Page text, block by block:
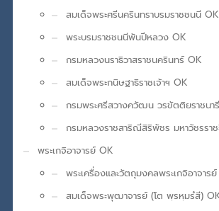
สมเด็จพระศรีนครินทราบรมราชชนนี OK
พระบรมราชชนนีพันปีหลวง OK
กรมหลวงนราธิวาสราชนครินทร์ OK
สมเด็จพระกนิษฐาธิราชเจ้าฯ OK
กรมพระศรีสวางควัฒน วรขัตติยราชนารี
กรมหลวงราชสาริณีสิริพัชร มหาวัชรรา
พระเกจิอาจารย์ OK
พระเครื่องและวัตถุมงคลพระเกจิอาจาร
สมเด็จพระพุฒาจารย์ (โต พฺรหฺมรํสี)